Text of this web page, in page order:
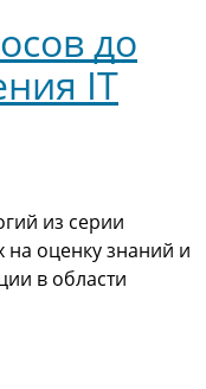
до
IT
из серии
на оценку знаний и
в области